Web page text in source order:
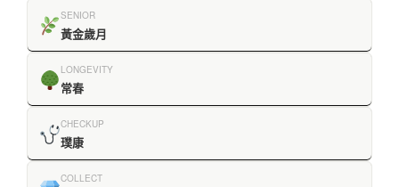
SENIOR
黃金歲月
LONGEVITY
常春
CHECKUP
璞康
COLLECT